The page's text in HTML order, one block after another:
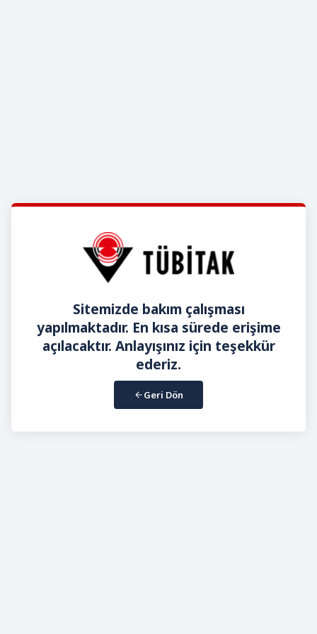
Sitemizde bakım çalışması
yapılmaktadır. En kısa sürede erişime
açılacaktır. Anlayışınız için teşekkür
ederiz.
Geri Dön